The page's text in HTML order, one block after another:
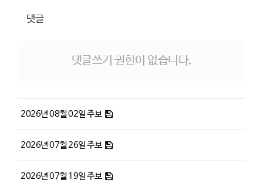
댓글
댓글쓰기 권한이 없습니다.
2026년 08월 02일 주보
2026년 07월 26일 주보
2026년 07월 19일 주보